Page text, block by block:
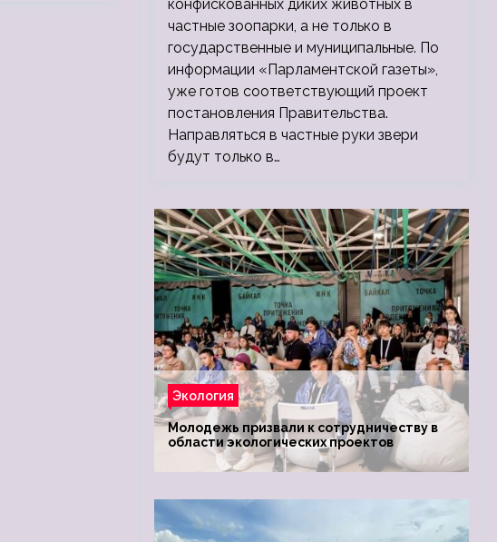
конфискованных диких животных в
частные зоопарки, а не только в
государственные и муниципальные. По
информации «Парламентской газеты»,
уже готов соответствующий проект
постановления Правительства.
Направляться в частные руки звери
будут только в…
Экология
Молодежь призвали к сотрудничеству в
области экологических проектов